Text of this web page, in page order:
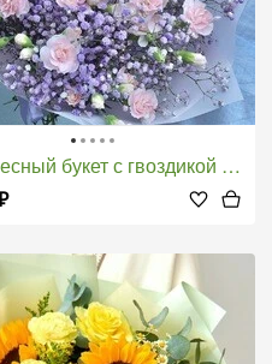
букет с гвоздикой и гипсофилой